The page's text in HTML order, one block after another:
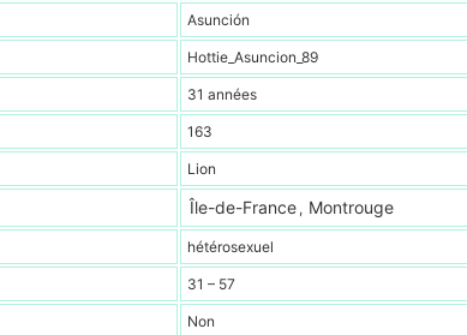
Asunción
Hottie_Asuncion_89
31 années
163
Lion
Île-de-France , Montrouge
hétérosexuel
31 – 57
Non